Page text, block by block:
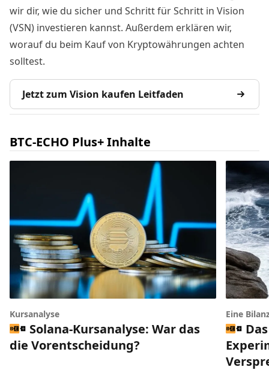
wir dir, wie du sicher und Schritt für Schritt in Vision
(VSN) investieren kannst. Außerdem erklären wir,
worauf du beim Kauf von Kryptowährungen achten
solltest.
Jetzt zum Vision kaufen Leitfaden
BTC-ECHO Plus+ Inhalte
Kursanalyse
Solana-Kursanalyse: War das
die Vorentscheidung?
Eine